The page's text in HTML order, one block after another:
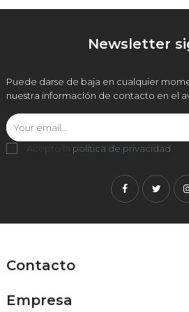
Newsletter
Puede darse de baja en cualquier
nuestra información de contacto en el
Acepto la política de privacidad
Facebook
Contacto
Empresa